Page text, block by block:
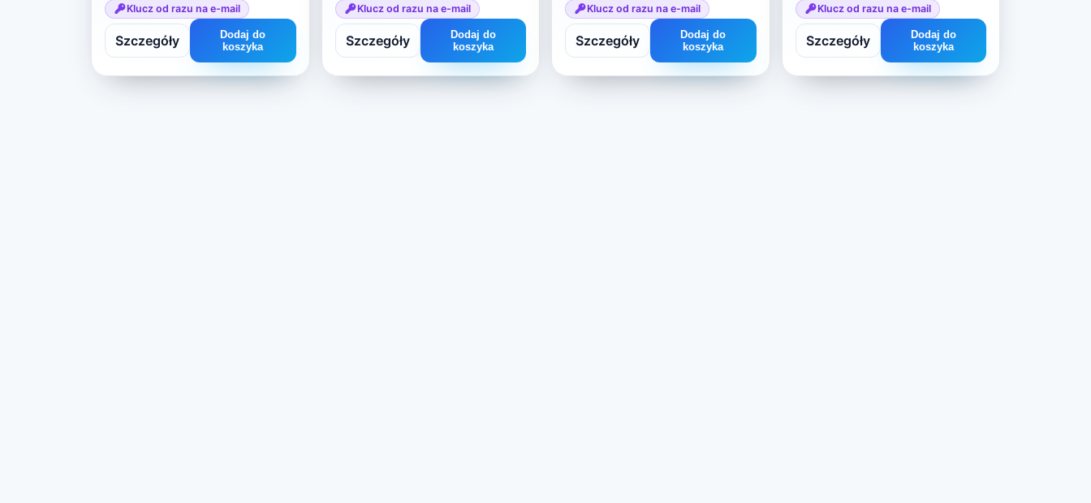
Klucz od razu na e-mail
Szczegóły
Dodaj do
koszyka
Klucz od razu na e-mail
Szczegóły
Dodaj do
koszyka
Klucz od razu na e-mail
Szczegóły
Dodaj do
koszyka
Klucz od razu na e-mail
Szczegóły
Dodaj do
koszyka